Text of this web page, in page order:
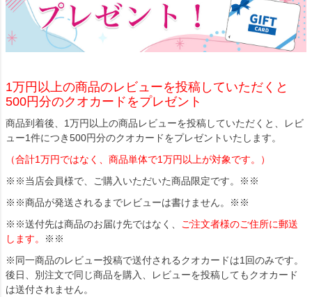
1万円以上の商品のレビューを投稿していただくと
500円分のクオカードをプレゼント
商品到着後、1万円以上の商品レビューを投稿していただくと、レビ
ュー1件につき500円分のクオカードをプレゼントいたします。
（合計1万円ではなく、商品単体で1万円以上が対象です。）
※※当店会員様で、ご購入いただいた商品限定です。※※
※※商品が発送されるまでレビューは書けません。※※
※※送付先は商品のお届け先ではなく、
ご注文者様のご住所に郵送
します。
※※
※同一商品のレビュー投稿で送付されるクオカードは1回のみです。
後日、別注文で同じ商品を購入、レビューを投稿してもクオカード
は送付されません。